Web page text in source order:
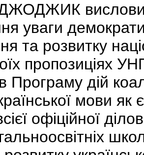
уваги
та розвитку
пропозиціях
Програму дій
мови
офіційної